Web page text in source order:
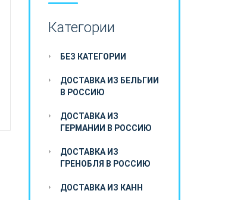
Категории
БЕЗ КАТЕГОРИИ
ДОСТАВКА ИЗ БЕЛЬГИИ
В РОССИЮ
ДОСТАВКА ИЗ
ГЕРМАНИИ В РОССИЮ
ДОСТАВКА ИЗ
ГРЕНОБЛЯ В РОССИЮ
ДОСТАВКА ИЗ КАНН